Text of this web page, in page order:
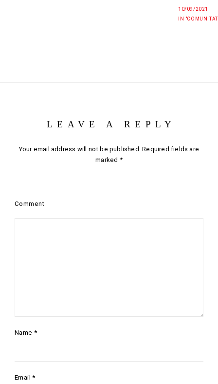
10/09/2021
IN
LEAVE A REPLY
Your email address will not be published. Required fields are
marked *
Comment
Name *
Email*